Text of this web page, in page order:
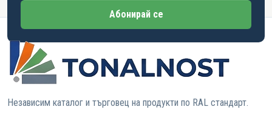
Абонирай се
Независим каталог и търговец на продукти по RAL стандарт.